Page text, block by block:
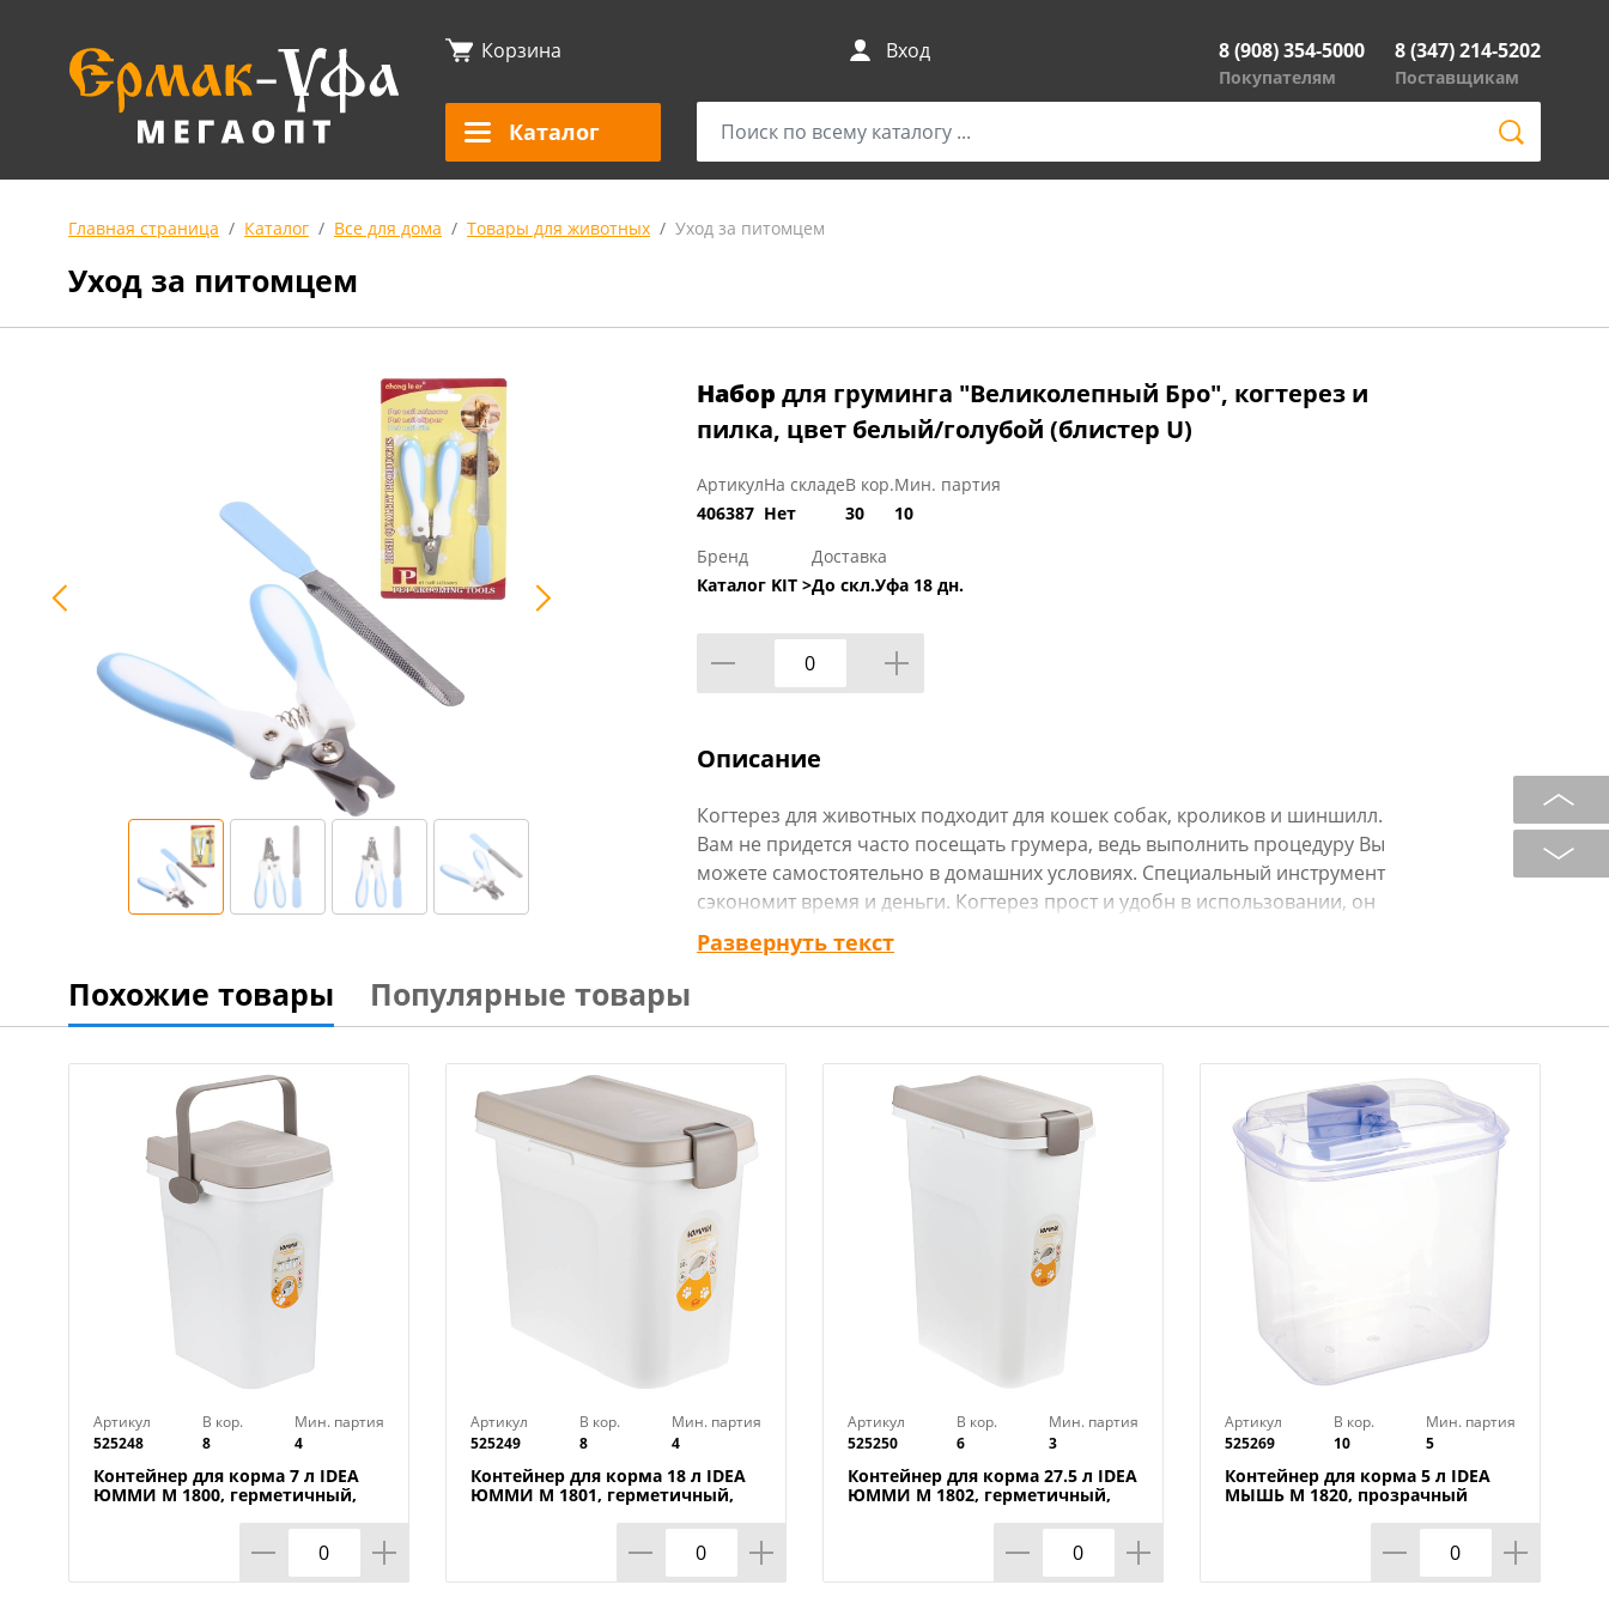
Корзина Вход 8 (908) 354-5000
Покупателям
8 (347) 214-5202
Поставщикам
Каталог
Главная страница Каталог Все для дома Товары для животных Уход за питомцем
Уход за питомцем
Набор для груминга "Великолепный Бро", когтерез и
пилка, цвет белый/голубой (блистер U)
Артикул
406387
На складе
Нет
В кор.
30
Мин. партия
10
Бренд
Каталог KIT >
Доставка
До скл.Уфа 18 дн.
Описание
Когтерез для животных подходит для кошек собак, кроликов и шиншилл.
Вам не придется часто посещать грумера, ведь выполнить процедуру Вы
можете самостоятельно в домашних условиях. Специальный инструмент
сэкономит время и деньги. Когтерез прост и удобн в использовании, он
выполнен из нержавеющей стали и имеет эргономичные ручки с
резиновыми вставками и упором для пальцев, поэтому не выскальзывают
Развернуть текст
Похожие товары Популярные товары
Артикул
525248
В кор.
8
Мин. партия
4
Контейнер для корма 7 л IDEA
ЮММИ М 1800, герметичный,
Артикул
525249
В кор.
8
Мин. партия
4
Контейнер для корма 18 л IDEA
ЮММИ М 1801, герметичный,
Артикул
525250
В кор.
6
Мин. партия
3
Контейнер для корма 27.5 л IDEA
ЮММИ М 1802, герметичный,
Артикул
525269
В кор.
10
Мин. партия
5
Контейнер для корма 5 л IDEA
МЫШЬ М 1820, прозрачный